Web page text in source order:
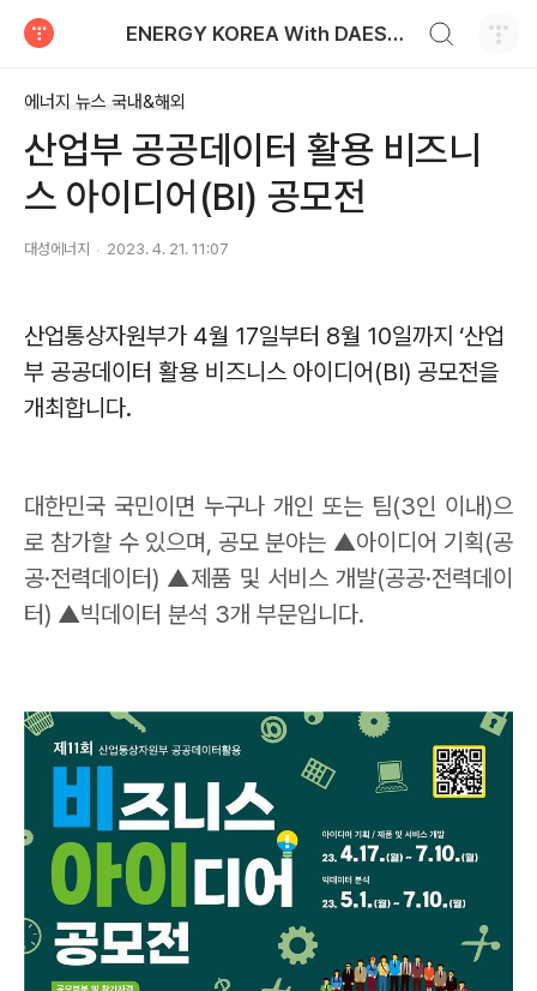
ENERGY KOREA With DAESUNG ENERGY
에너지 뉴스 국내&해외
산업부 공공데이터 활용 비즈니
스 아이디어(BI) 공모전
대성에너지 2023. 4. 21. 11:07
산업통상자원부가 4월 17일부터 8월 10일까지 ‘산업
부 공공데이터 활용 비즈니스 아이디어(BI) 공모전을
개최합니다.
대한민국 국민이면 누구나 개인 또는 팀(3인 이내)으
로 참가할 수 있으며, 공모 분야는 ▲아이디어 기획(공
공·전력데이터) ▲제품 및 서비스 개발(공공·전력데이
터) ▲빅데이터 분석 3개 부문입니다.